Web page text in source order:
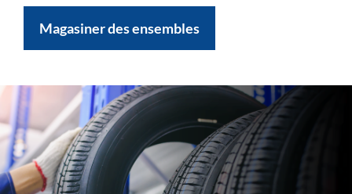
Magasiner des ensembles